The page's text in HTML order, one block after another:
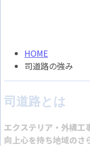
HOME
司道路の強み
司道路とは
エクステリア・外構
向上心を持ち地域のさ